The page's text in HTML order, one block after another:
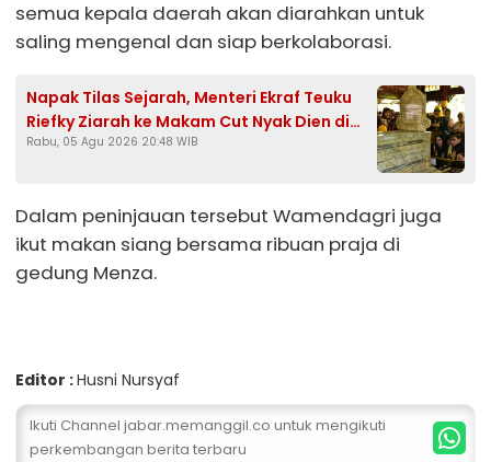
semua kepala daerah akan diarahkan untuk
saling mengenal dan siap berkolaborasi.
Napak Tilas Sejarah, Menteri Ekraf Teuku
Riefky Ziarah ke Makam Cut Nyak Dien di
Sumedang
Rabu, 05 Agu 2026 20:48 WIB
Dalam peninjauan tersebut Wamendagri juga
ikut makan siang bersama ribuan praja di
gedung Menza.
Editor :Husni Nursyaf
Ikuti Channel jabar.memanggil.co untuk mengikuti
perkembangan berita terbaru